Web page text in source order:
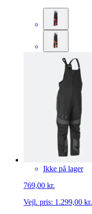
Ikke på lager
769,00 kr.
Vejl. pris: 1.299,00 kr.